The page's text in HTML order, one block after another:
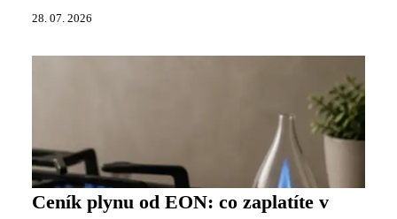
28. 07. 2026
Ceník plynu od EON: co zaplatíte v